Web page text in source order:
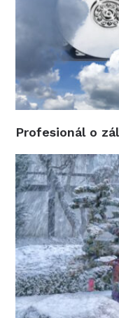
Profesionál o